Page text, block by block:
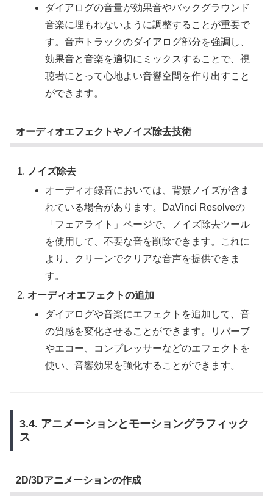
ダイアログの音量が効果音やバックグラウンド
音楽に埋もれないように調整することが重要で
す。音声トラックのダイアログ部分を強調し、
効果音と音楽を適切にミックスすることで、視
聴者にとって心地よい音響空間を作り出すこと
ができます。
オーディオエフェクトやノイズ除去技術
ノイズ除去
オーディオ録音においては、背景ノイズが含ま
れている場合があります。DaVinci Resolveの
「フェアライト」ページで、ノイズ除去ツール
を使用して、不要な音を削除できます。これに
より、クリーンでクリアな音声を提供できま
す。
オーディオエフェクトの追加
ダイアログや音楽にエフェクトを追加して、音
の質感を変化させることができます。リバーブ
やエコー、コンプレッサーなどのエフェクトを
使い、音響効果を強化することができます。
3.4. アニメーションとモーショングラフィック
ス
2D/3Dアニメーションの作成